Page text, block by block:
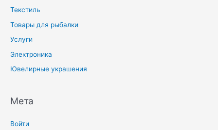
Текстиль
Товары для рыбалки
Услуги
Электроника
Ювелирные украшения
Мета
Войти